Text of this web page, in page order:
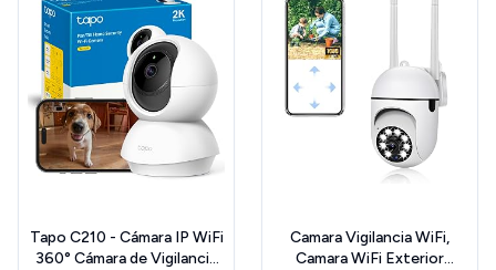
Tapo C210 - Cámara IP WiFi
360° Cámara de Vigilancia
Camara Vigilancia WiFi,
Camara WiFi Exterior